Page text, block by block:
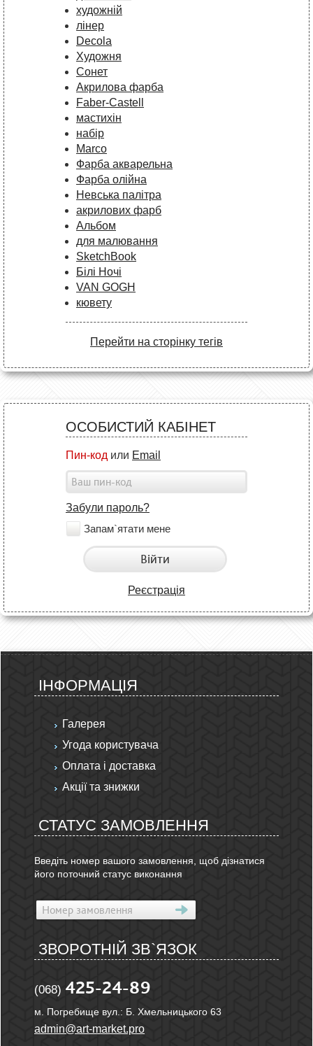
художній
лінер
Decola
Художня
Сонет
Акрилова фарба
Faber-Castell
мастихін
набір
Marco
Фарба акварельна
Фарба олійна
Невська палітра
акрилових фарб
Альбом
для малювання
SketchBook
Білі Ночі
VAN GOGH
кювету
Перейти на сторінку тегів
ОСОБИСТИЙ КАБІНЕТ
Пин-код или Email
Забули пароль?
Запам`ятати мене
Війти
Реєстрація
ІНФОРМАЦІЯ
Галерея
Угода користувача
Оплата і доставка
Акції та знижки
СТАТУС ЗАМОВЛЕННЯ
Введіть номер вашого замовлення, щоб дізнатися
його поточний статус виконання
ЗВОРОТНІЙ ЗВ`ЯЗОК
(068) 425-24-89
м. Погребище вул.: Б. Хмельницького 63
admin@art-market.pro